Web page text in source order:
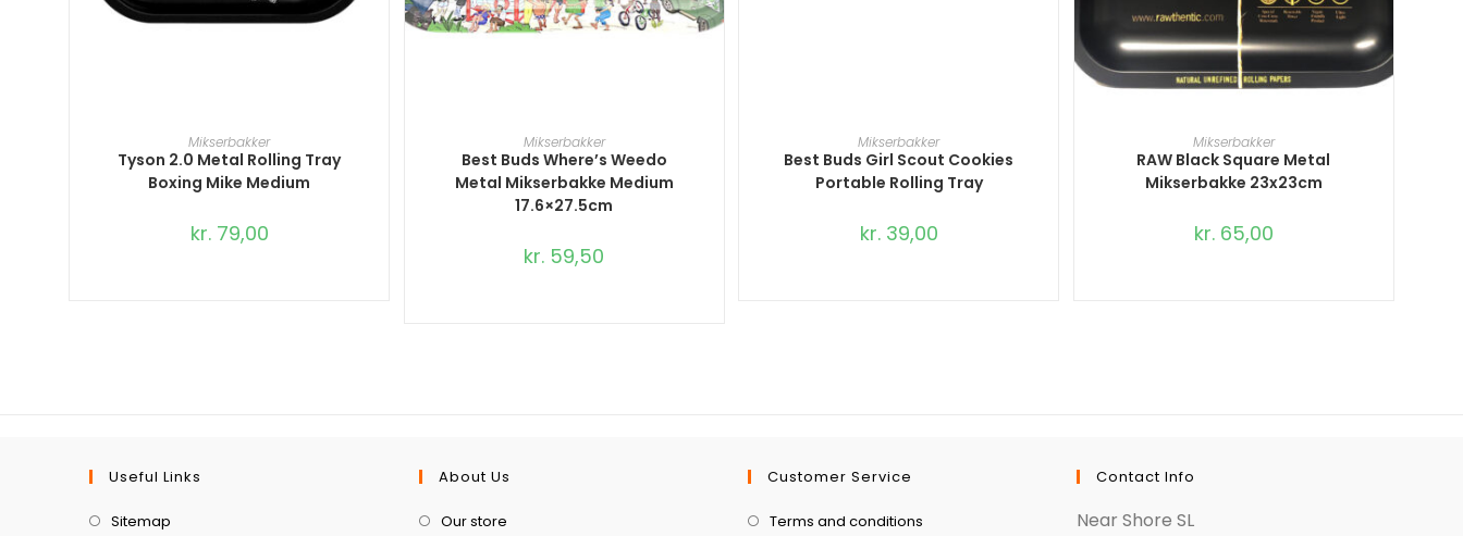
TILFØJ TIL KURV
Mikserbakker
Tyson 2.0 Metal Rolling Tray
Boxing Mike Medium
kr.79,00
TILFØJ TIL KURV
Mikserbakker
Best Buds Where’s Weedo
Metal Mikserbakke Medium
17.6×27.5cm
kr. 59,50
TILFØJ TIL KURV
Mikserbakker
Best Buds Girl Scout Cookies
Portable Rolling Tray
kr.39,00
TILFØJ TIL KURV
Mikserbakker
RAW Black Square Metal
Mikserbakke 23x23cm
kr.65,00
Useful Links
Sitemap
About Us
Our store
Customer Service
Terms and conditions
Contact Info
Near Shore SL